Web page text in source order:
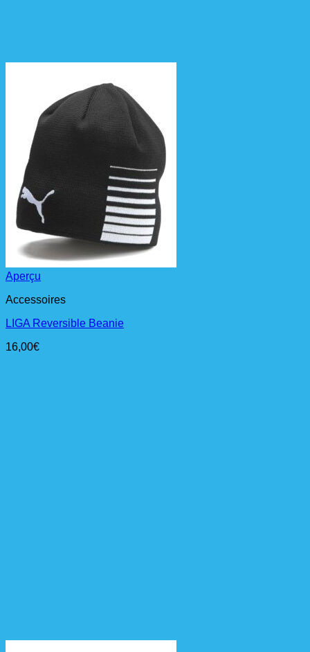
Aperçu
Accessoires
LIGA Reversible Beanie
16,00€